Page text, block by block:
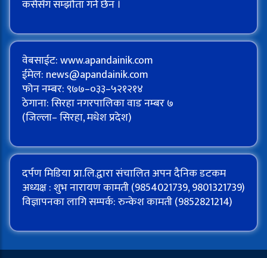
कसैसँग सम्झौता गर्ने छैन ।
वेबसाईट: www.apandainik.com
ईमेल: news@apandainik.com
फोन नम्बर: ९७७–०३३–५२१२१४
ठेगाना: सिरहा नगरपालिका वाड नम्बर ७
(जिल्ला– सिरहा, मधेश प्रदेश)
दर्पण मिडिया प्रा.लि.द्वारा संचालित अपन दैनिक डटकम
अध्यक्ष : शुभ नारायण कामती (9854021739, 9801321739)
विज्ञापनका लागि सम्पर्क: रुन्केश कामती (9852821214)